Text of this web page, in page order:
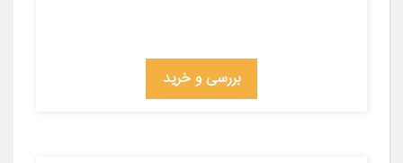
بررسی و خرید